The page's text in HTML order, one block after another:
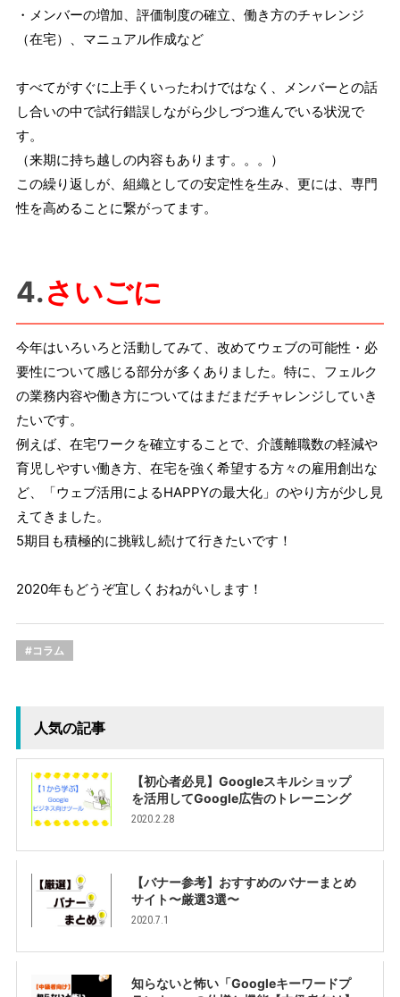
・メンバーの増加、評価制度の確立、働き方のチャレンジ
（在宅）、マニュアル作成など
すべてがすぐに上手くいったわけではなく、メンバーとの話
し合いの中で試行錯誤しながら少しづつ進んでいる状況で
す。
（来期に持ち越しの内容もあります。。。）
この繰り返しが、組織としての安定性を生み、更には、専門
性を高めることに繋がってます。
4.さいごに
今年はいろいろと活動してみて、改めてウェブの可能性・必
要性について感じる部分が多くありました。特に、フェルク
の業務内容や働き方についてはまだまだチャレンジしていき
たいです。
例えば、在宅ワークを確立することで、介護離職数の軽減や
育児しやすい働き方、在宅を強く希望する方々の雇用創出な
ど、「ウェブ活用によるHAPPYの最大化」のやり方が少し見
えてきました。
5期目も積極的に挑戦し続けて行きたいです！
2020年もどうぞ宜しくおねがいします！
#コラム
人気の記事
【初心者必見】Googleスキルショップ
を活用してGoogle広告のトレーニング
2020.2.28
【バナー参考】おすすめのバナーまとめ
サイト〜厳選3選〜
2020.7.1
知らないと怖い「Googleキーワードプ